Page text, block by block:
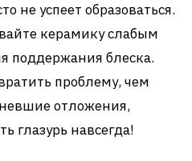
не успеет образоваться.
керамику слабым
поддержания блеска.
проблему, чем
отложения,
глазурь навсегда!